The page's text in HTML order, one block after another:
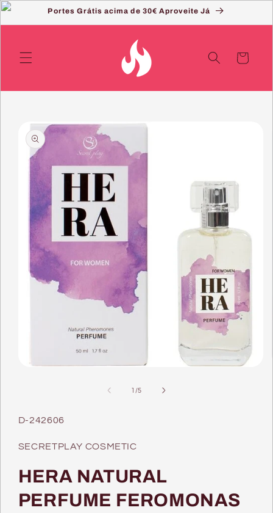
Saltar
conteúdo
Portes Grátis acima de 30€ Aproveite Já
Carrinho
informação
do produto
modal
1 /de
5
SKU:
D-242606
SECRETPLAY COSMETIC
HERA NATURAL
PERFUME FEROMONAS